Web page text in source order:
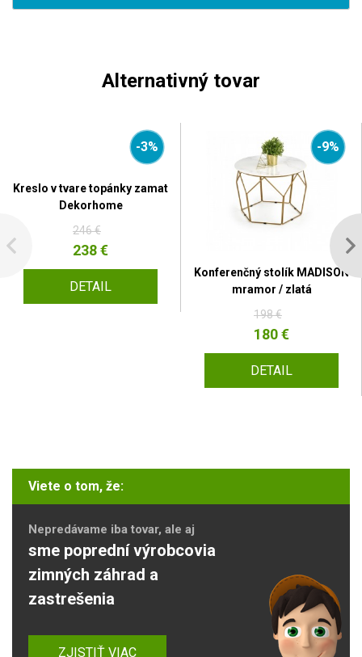
Alternativný tovar
-3%
Kreslo v tvare topánky zamat
Dekorhome
246 €
238 €
DETAIL
-9%
Konferenčný stolík MADISON
mramor / zlatá
198 €
180 €
DETAIL
Viete o tom, že:
Nepredávame iba tovar, ale aj
sme poprední výrobcovia
zimných záhrad a
zastrešenia
ZJISTIŤ VIAC